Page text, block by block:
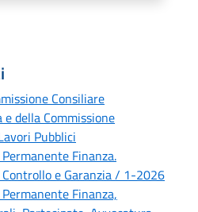
Consiliare
della Commissione
Pubblici
Finanza.
e Garanzia / 1-2026
Finanza,